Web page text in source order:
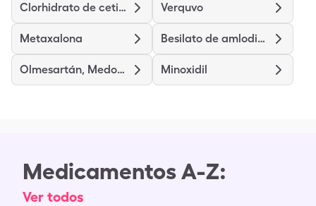
Clorhidrato de cetirizina Verquvo
Metaxalona Besilato de amlodipino
Olmesartán, Medoxomilo y Hidroclorotiazida Minoxidil
Medicamentos A-Z:
Ver todos